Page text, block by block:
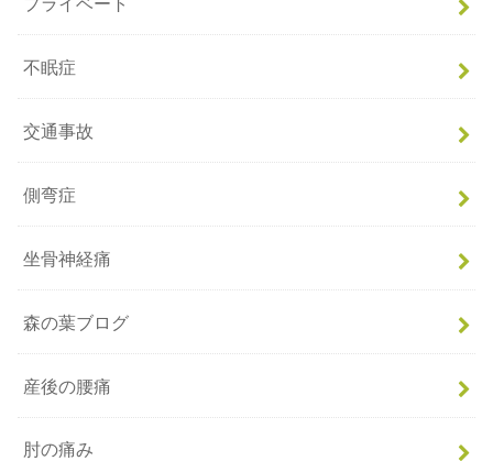
不眠症
交通事故
側弯症
坐骨神経痛
森の葉ブログ
産後の腰痛
肘の痛み